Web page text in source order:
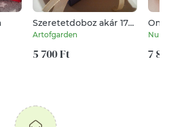
Szeretetdoboz akár 17
fotóval
Artofgarden
5 700 Ft 7